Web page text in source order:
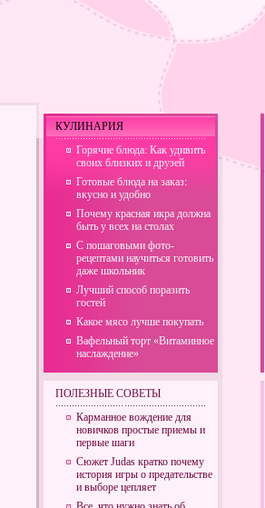
КУЛИНАРИЯ
Горячие блюда: Как удивить
своих близких и друзей
Готовые блюда на заказ:
вкусно и удобно
Почему красная икра должна
быть у всех на столах
С пошаговыми фото-
рецептами научиться готовить
даже школьник
Лучший способ поразить
гостей
Какое мясо лучше покупать
Вафельный торт «Витаминное
наслаждение»
ПОЛЕЗНЫЕ СОВЕТЫ
Карманное вождение для
новичков простые приемы и
первые шаги
Сюжет Judas кратко почему
история игры о предательстве
и выборе цепляет